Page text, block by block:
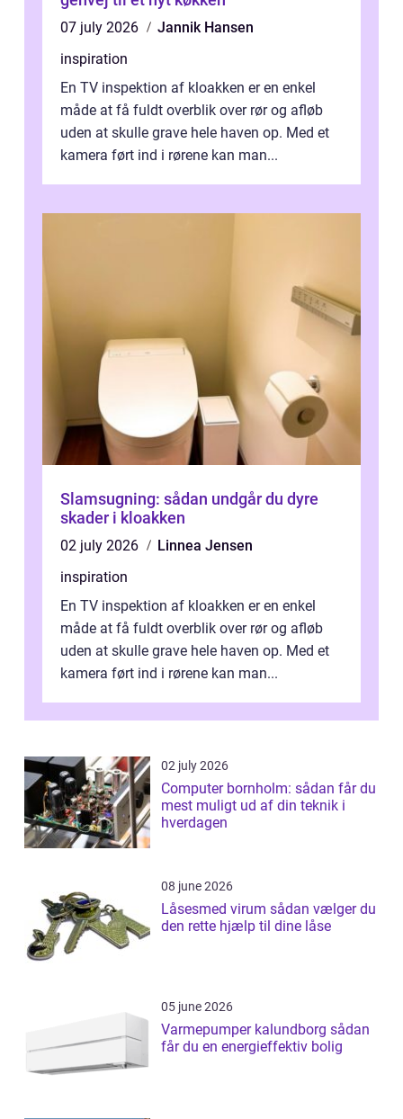
07 july 2026
Jannik Hansen
inspiration
En TV inspektion af kloakken er en enkel
måde at få fuldt overblik over rør og afløb
uden at skulle grave hele haven op. Med et
kamera ført ind i rørene kan man...
Slamsugning: sådan undgår du dyre
skader i kloakken
02 july 2026
Linnea Jensen
inspiration
En TV inspektion af kloakken er en enkel
måde at få fuldt overblik over rør og afløb
uden at skulle grave hele haven op. Med et
kamera ført ind i rørene kan man...
02 july 2026
Computer bornholm: sådan får du
mest muligt ud af din teknik i
hverdagen
08 june 2026
Låsesmed virum sådan vælger du
den rette hjælp til dine låse
05 june 2026
Varmepumper kalundborg sådan
får du en energieffektiv bolig